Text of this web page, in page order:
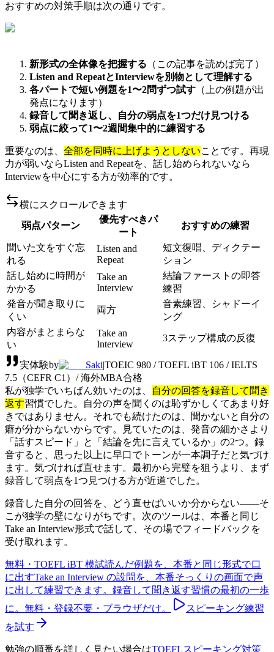
おすすめの対策手順は次の通りです。
新形式の全体像を把握する （この記事を読めば完了）
Listen and RepeatとInterviewを別物として理解する
各パートで短い例題を1〜2問ずつ試す （上の例題が出
発点になります）
録音して聞き返し、自分の弱点を1つだけ見つける
弱点に絞って1〜2週間集中的に練習する
重要なのは、 全部を同時に上げようとしないことです。再現
力が弱いならListen and Repeatを、話し始められないなら
Interviewを中心にする方が効率的です。
横にスクロールできます
弱点パターン
優先すべきパ
ート
おすすめの練習
聞いた文をすぐ忘
れる
Listen and
Repeat
短文復唱、ディクテー
ション
話し始めに時間が
かかる
Take an
Interview
結論ファーストの即答
練習
発音が聞き取りに
くい
両方
音素練習、シャドーイ
ング
内容がまとまらな
い
Take an
Interview
3ステップ構成の反復
実体験by Saki|TOEIC 980 / TOEFL iBT 106 / IELTS
7.5（CEFR C1）/ 海外MBA合格
私が独学でいちばん効いたのは、
自分の回答を録音して聞き
返す習慣でした。自分の声を聞くのは恥ずかしくてあまり好
きではありません。それでも続けたのは、聞かないと自分の
癖が分からないからです。
見ていたのは、発音の細かさより
「話すスピード」と「結論を先に言えているか」の2つ。録
音すると、思った以上に早口でトーンが一本調子だと気づけ
ます。気づければ直せます。最初から完璧を狙うより、まず
録音して弱点を1つ見つける方が近道でした。
録音した自分の回答を、どう直せばいいか分からない——そ
こが独学の壁になりがちです。次のツールは、本番と同じ
Take an Interview形式で話して、その場でフィードバックを
受け取れます。
無料・TOEFL iBT 模試読んだ例題を、本番と同じ形式で口
に出すTake an Interview の設問を、本番そっくりの画面で声
に出して練習できます。録音して聞き返す習慣の最初の一歩
に。無料・登録不要・ブラウザだけ。
スピーキング練習
を試す
勉強の順番を詳しく見たい場合はTOEFLスピーキング対策